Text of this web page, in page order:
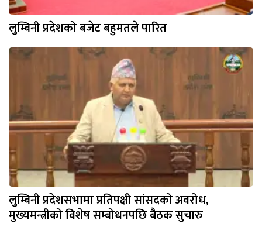
लुम्बिनी प्रदेशको बजेट बहुमतले पारित
लुम्बिनी प्रदेशसभामा प्रतिपक्षी सांसदको अवरोध,
मुख्यमन्त्रीको विशेष सम्बोधनपछि बैठक सुचारु